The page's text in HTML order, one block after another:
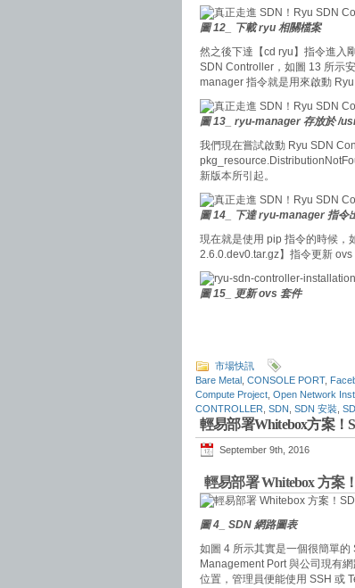
圖 12_ 下載 ryu 相關檔案
然之後下達【cd ryu】指令進入
SDN Controller，如圖 13 所示
manager 指令就是用來啟動 Ryu
圖 13_ ryu-manager 存放於 /
我們現在嘗試啟動 Ryu SDN
新版本所引起。
圖 14_ 下達 ryu-manager 指令
現在就是使用 pip 指令的時候
2.6.0.dev0.tar.gz】指令更新
圖 15_ 更新 ovs 套件
市場快訊
Bare Metal CONSOLE PORT,
Compute Project Open Network
CONTROLLER SDN SDN 安裝
輕易部署Whitebox方案！
September 9th, 2016
輕易部署 Whitebox 方案
圖 4_ SDN 網路圖表
如圖 4 所示其實是一個很簡單
Management Port與公司現有
位置，管理員便能使用 SSH 或